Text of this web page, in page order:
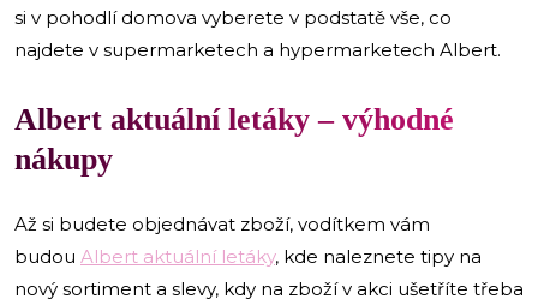
si v pohodlí domova vyberete v podstatě vše, co
najdete v supermarketech a hypermarketech Albert.
Albert aktuální letáky – výhodné
nákupy
Až si budete objednávat zboží, vodítkem vám
budou Albert aktuální letáky, kde naleznete tipy na
nový sortiment a slevy, kdy na zboží v akci ušetříte třeba